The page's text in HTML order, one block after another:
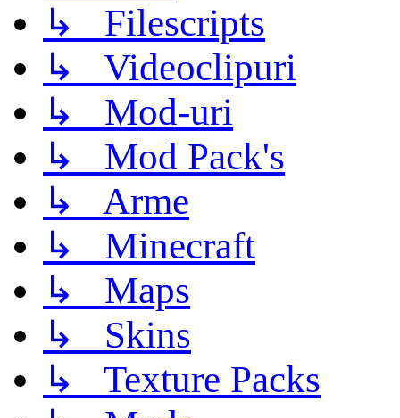
↳ Filescripts
↳ Videoclipuri
↳ Mod-uri
↳ Mod Pack's
↳ Arme
↳ Minecraft
↳ Maps
↳ Skins
↳ Texture Packs